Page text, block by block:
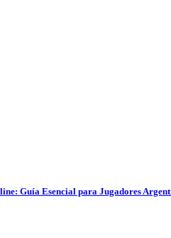
Guía Esencial para Jugadores